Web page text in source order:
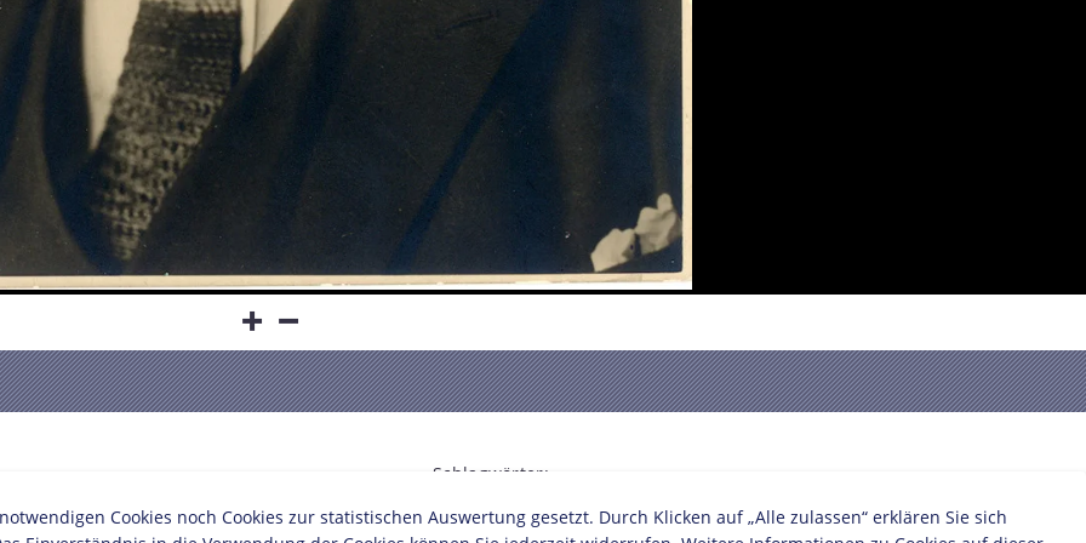
Schlagwörter:
Politiker/in Reichskanzler Sozialdemokratie
Cookies noch Cookies zur statistischen Auswertung gesetzt. Durch Klicken auf „Alle zulassen“ erklären Sie sich